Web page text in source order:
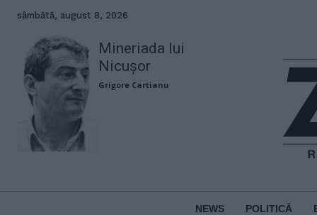
sâmbătă, august 8, 2026
Mineriada lui
Nicușor
Grigore Cartianu
NEWS POLITICĂ